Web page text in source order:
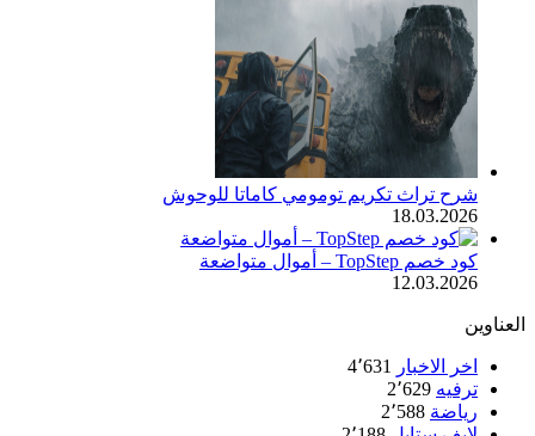
شرح تراث تكريم تومومي كاماتا للوحوش
18.03.2026
كود خصم TopStep – أموال متواضعة
12.03.2026
العناوين
اخر الاخبار
4٬631
ترفيه 2٬629
رياضة 2٬588